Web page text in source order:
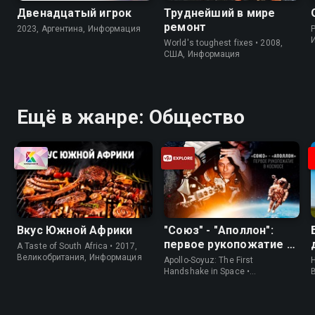
Двенадцатый игрок
2023, Аргентина, Информация
Труднейший в мире
ремонт
World's toughest fixes • 2008,
США, Информация
Ещё в жанре: Общество
Вкус Южной Африки
A Taste of South Africa • 2017,
Великобритания, Информация
"Союз" - "Аполлон":
первое рукопожатие в
космосе
Apollo-Soyuz: The First
Handshake in Space •